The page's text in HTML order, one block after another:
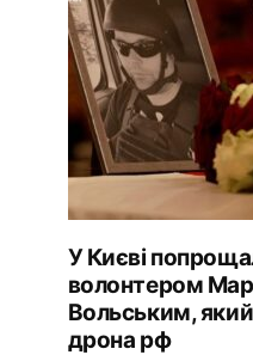
У Києві
волонтером
Вольським,
дрона рф